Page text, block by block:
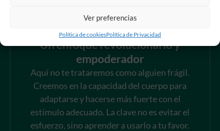
Ver preferencias
Política de cookiesPolítica de Privacidad
Un enfoque revolucionario y
empoderador
Aquí no te trataremos como alguien frágil.
Creemos en la capacidad del cuerpo para
adaptarse y hacerse más fuerte con el
estímulo adecuado. La clave no es evitar el
esfuerzo, sino aprender a usarlo a tu favor.